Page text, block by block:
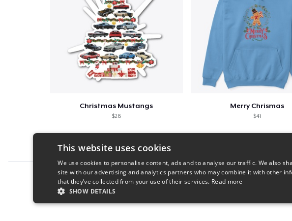
Christmas Mustangs
$28
Merry Chrismas
$41
Report this product
This website uses cookies
We use cookies to personalise content, ads and to analyse our traffic. We also
site with our advertising and analytics partners who may combine it with other
that they’ve collected from your use of their services. Read more
SHOW DETAILS